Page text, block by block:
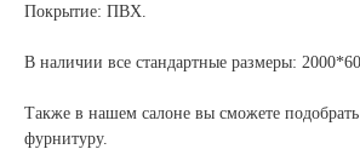
Покрытие: ПВХ.
В наличии все стандартные размеры:
Также в нашем салоне вы сможете
фурнитуру.